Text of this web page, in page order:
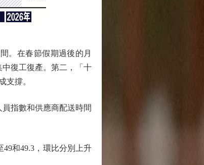
。在春節假期過後的月
復工復產。第二，「十
支撐。
指數和供應商配送時間
和49.3，環比分別上升